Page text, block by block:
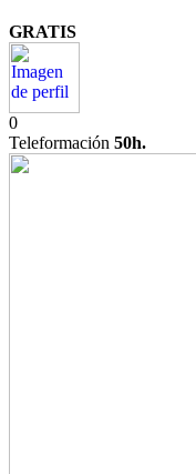
GRATIS
0
Teleformación 50h.